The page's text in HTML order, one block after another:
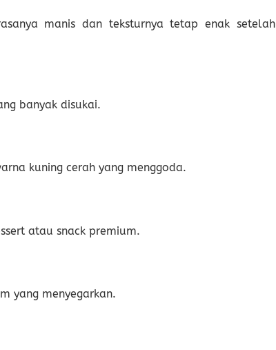
manis dan teksturnya tetap enak setelah
banyak disukai.
kuning cerah yang menggoda.
atau snack premium.
yang menyegarkan.